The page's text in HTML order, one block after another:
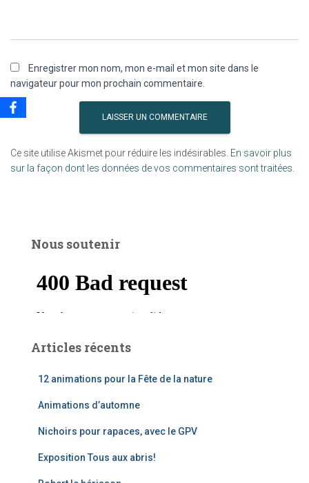
Enregistrer mon nom, mon e-mail et mon site dans le
navigateur pour mon prochain commentaire.
Ce site utilise Akismet pour réduire les indésirables. En savoir plus
sur la façon dont les données de vos commentaires sont traitées
Nous soutenir
Articles récents
12 animations pour la Fête de la nature
Animations d’automne
Nichoirs pour rapaces, avec le GPV
Exposition Tous aux abris!